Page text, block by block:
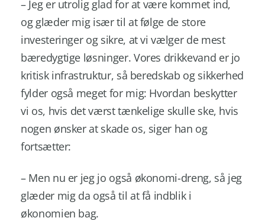
– Jeg er utrolig glad for at være kommet ind,
og glæder mig især til at følge de store
investeringer og sikre, at vi vælger de mest
bæredygtige løsninger. Vores drikkevand er jo
kritisk infrastruktur, så beredskab og sikkerhed
fylder også meget for mig: Hvordan beskytter
vi os, hvis det værst tænkelige skulle ske, hvis
nogen ønsker at skade os, siger han og
fortsætter:
– Men nu er jeg jo også økonomi-dreng, så jeg
glæder mig da også til at få indblik i
økonomien bag.